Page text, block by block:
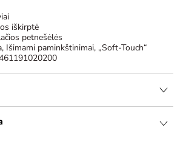
iškirptė
petnešėlės
Išimami paminkštinimai, „Soft-Touch“